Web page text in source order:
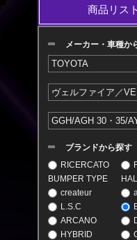
商品リス
メーカー・車種か
ブランドから探す
RICERCATO
BUMPER TYPE
createur
L.S.C
ARCANO
HYBRID